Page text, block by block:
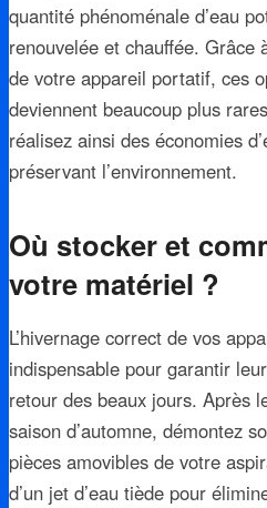
quantité phénoménale d’eau
renouvelée et chauffée. Grâce
de votre appareil portatif, ces
deviennent beaucoup plus
réalisez ainsi des économies
préservant l’environnement.
Où stocker et
votre matériel ?
L’hivernage correct de vos
indispensable pour garantir
retour des beaux jours. Après
saison d’automne, démontez
pièces amovibles de votre
d’un jet d’eau tiède pour